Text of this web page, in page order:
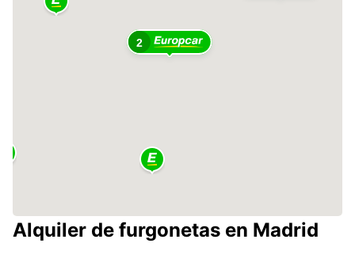
2
Alquiler de furgonetas en Madrid